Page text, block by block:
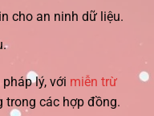
cho an ninh dữ liệu.
lý, với miễn trừ
trong các hợp đồng.